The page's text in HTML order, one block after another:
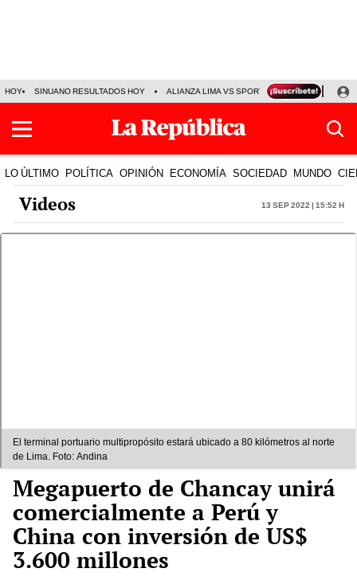
HOY SINUANO RESULTADOS HOY ALIANZA LIMA VS SPORT BOYS JORGE
LO ÚLTIMO POLÍTICA OPINIÓN ECONOMÍA SOCIEDAD MUNDO
Videos 13 Sep 2022 | 15:52 h
El terminal portuario multipropósito estará ubicado a 80 kilómetros al norte
de Lima. Foto: Andina
Megapuerto de Chancay unirá
comercialmente a Perú y
China con inversión de US$
3.600 millones